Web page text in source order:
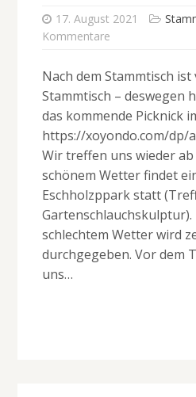
17. August 2021
Kommentare
Nach dem Stammtisch ist
Stammtisch – deswegen
das kommende Picknick
https://xoyondo.com/dp/
Wir treffen uns wieder ab
schönem Wetter findet
Eschholzppark statt
schlechtem Wetter wird
durchgegeben. Vor dem
uns…